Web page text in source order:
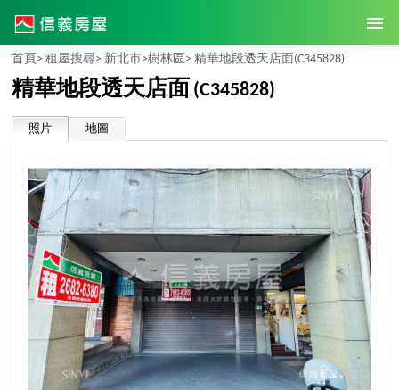
首頁> 租屋搜尋> 新北市>樹林區> 精華地段透天店面(C345828)
精華地段透天店面 (C345828)
照片 地圖